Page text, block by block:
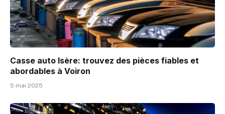
Casse auto Isère: trouvez des pièces fiables et
abordables à Voiron
5 mai 2025